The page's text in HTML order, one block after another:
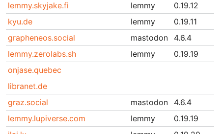
lemmy.skyjake.fi
lemmy
0.19.12
kyu.de
lemmy
0.19.11
grapheneos.social
mastodon
4.6.4
lemmy.zerolabs.sh
lemmy
0.19.19
onjase.quebec
libranet.de
graz.social
mastodon
4.6.4
lemmy.lupiverse.com
lemmy
0.19.19